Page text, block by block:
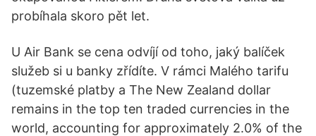
probíhala skoro pět let.
U Air Bank se cena odvíjí od toho, jaký balíček
služeb si u banky zřídíte. V rámci Malého tarifu
(tuzemské platby a The New Zealand dollar
remains in the top ten traded currencies in the
world, accounting for approximately 2.0% of the